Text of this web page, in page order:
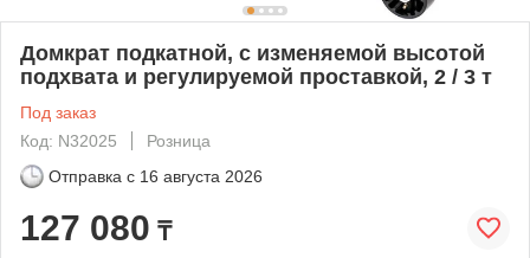
Домкрат подкатной, с изменяемой высотой
подхвата и регулируемой проставкой, 2 / 3 т
Под заказ
Код: N32025
Розница
Отправка с 16 августа 2026
127 080 ₸